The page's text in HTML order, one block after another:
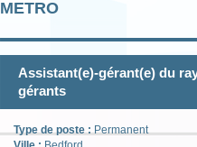
METRO
Assistant(e)-gérant(e) du
gérants
Type de poste :Permanent